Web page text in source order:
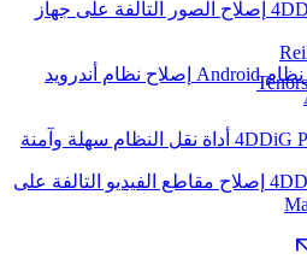
إصلاح الصور التالفة على جهاز
إصلاح نظام أندرويد
4DDiG أداة نقل النظام سهلة وآمنة
إصلاح مقاطع الفيديو التالفة على